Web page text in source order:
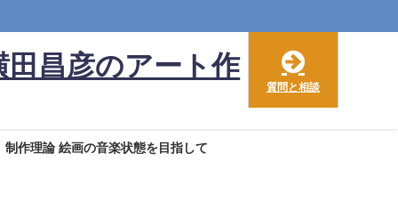
昌彦のアート作
質問と相談
制作理論 絵画の音楽状態を目指して